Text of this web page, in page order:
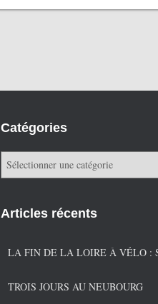
Catégories
a
é
gArticles récents
LA FIN DE LA LOIRE À VÉLO :
TROIS JOURS AU NEUBOURG